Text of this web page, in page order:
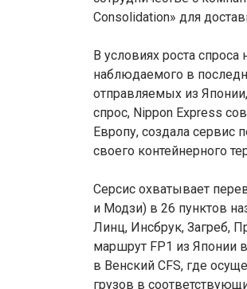
Consolidation» для
В условиях роста
наблюдаемого в
отправляемых из
спрос, Nippon Express
Европу, создала сервис
своего контейнерного
Серсис охватывает
и Модзи) в 26 пунктов
Линц, Инсбрук, Загреб,
маршрут FP1 из Японии
в Венский CFS, где
грузов в